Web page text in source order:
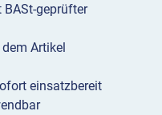
geprüfter
Artikel
einsatzbereit